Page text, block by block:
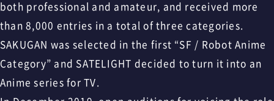
both professional and amateur, and received more
than 8,000 entries in a total of three categories.
SAKUGAN was selected in the first “SF / Robot Anime
Category” and SATELIGHT decided to turn it into an
Anime series for TV.